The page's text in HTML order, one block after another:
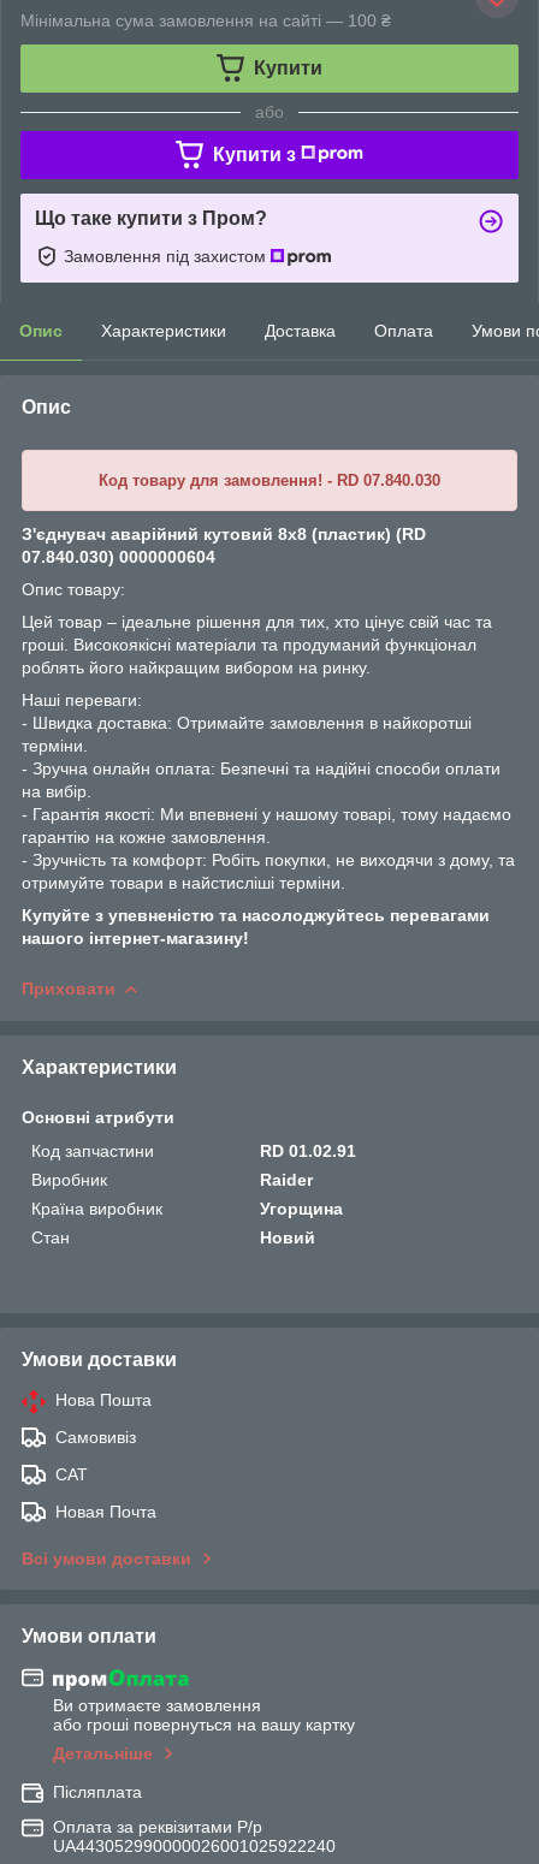
Мінімальна сума замовлення на сайті — 100 ₴
Купити
або
Купити з
Що таке купити з Пром?
Замовлення під захистом
Опис Характеристики Доставка Оплата Умови
Опис
Код товару для замовлення! - RD 07.840.030
З'єднувач аварійний кутовий 8х8 (пластик) (RD
07.840.030) 0000000604
Опис товару:
Цей товар – ідеальне рішення для тих, хто цінує свій час та
гроші. Високоякісні матеріали та продуманий функціонал
роблять його найкращим вибором на ринку.
Наші переваги:
- Швидка доставка: Отримайте замовлення в найкоротші
терміни.
- Зручна онлайн оплата: Безпечні та надійні способи оплати
на вибір.
- Гарантія якості: Ми впевнені у нашому товарі, тому надаємо
гарантію на кожне замовлення.
- Зручність та комфорт: Робіть покупки, не виходячи з дому, та
отримуйте товари в найстисліші терміни.
Купуйте з упевненістю та насолоджуйтесь перевагами
нашого інтернет-магазину!
Приховати
Характеристики
Основні атрибути
Код запчастини
RD 01.02.91
Виробник
Raider
Країна виробник
Угорщина
Стан
Новий
Умови доставки
Нова Пошта
Самовивіз
САТ
Новая Почта
Всі умови доставки
Умови оплати
Ви отримаєте замовлення
або гроші повернуться на вашу картку
Детальніше
Післяплата
Оплата за реквізитами Р/р
UA443052990000026001025922240